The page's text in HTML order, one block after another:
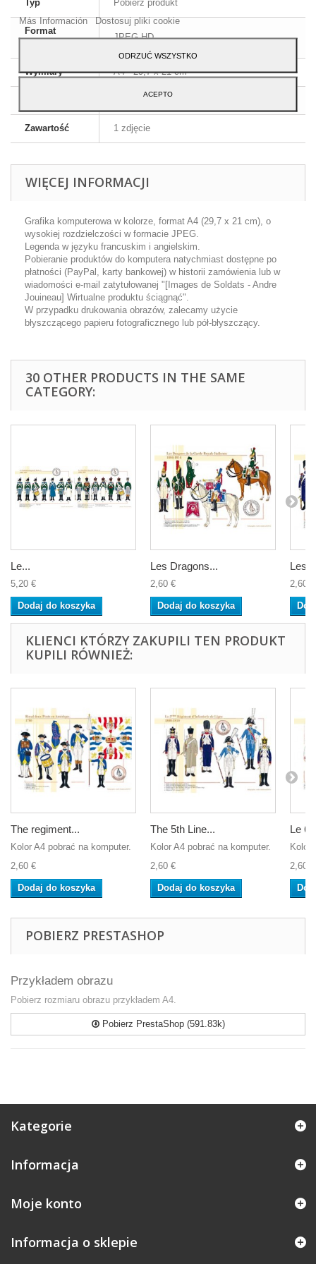
Typ Pobierz produkt
Format
JPEG HD
Wymiary A4 - 29,7 x 21 cm
Angielski i francuski
Zawartość 1 zdjęcie
WIĘCEJ INFORMACJI
Grafika komputerowa w kolorze, format A4 (29,7 x 21 cm), o
wysokiej rozdzielczości w formacie JPEG.
Legenda w języku francuskim i angielskim.
Pobieranie produktów do komputera natychmiast dostępne po
płatności (PayPal, karty bankowej) w historii zamówienia lub w
wiadomości e-mail zatytułowanej "[Images de Soldats - Andre
Jouineau] Wirtualne produktu ściągnąć".
W przypadku drukowania obrazów, zalecamy użycie
błyszczącego papieru fotograficznego lub pół-błyszczący.
30 OTHER PRODUCTS IN THE SAME
CATEGORY:
Le...
5,20 €
Dodaj do koszyka
Les Dragons...
2,60 €
Dodaj do koszyka
Les...
2,60 €
KLIENCI KTÓRZY ZAKUPILI TEN PRODUKT
KUPILI RÓWNIEŻ:
The regiment...
Kolor A4 pobrać na komputer.
2,60 €
Dodaj do koszyka
The 5th Line...
Kolor A4 pobrać na komputer.
2,60 €
Dodaj do koszyka
Le
Kolor
2,60 €
POBIERZ PRESTASHOP
Przykładem obrazu
Pobierz rozmiaru obrazu przykładem A4.
Pobierz PrestaShop (591.83k)
Kategorie
Informacja
Moje konto
Informacja o sklepie
Akceptuj.
Más Información Dostosuj pliki cookie
ODRZUĆ WSZYSTKO
ACEPTO